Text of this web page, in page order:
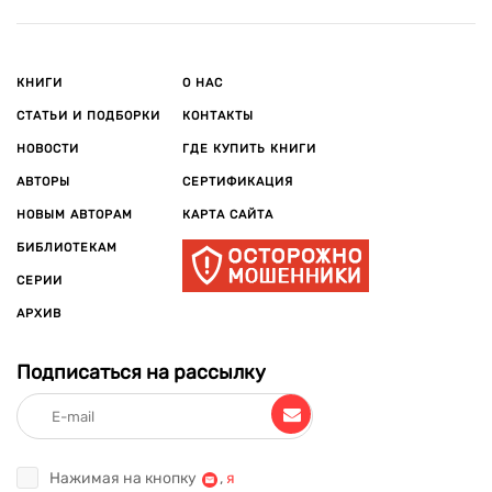
КНИГИ
СТАТЬИ И ПОДБОРКИ
НОВОСТИ
АВТОРЫ
НОВЫМ АВТОРАМ
БИБЛИОТЕКАМ
СЕРИИ
АРХИВ
О НАС
КОНТАКТЫ
ГДЕ КУПИТЬ КНИГИ
СЕРТИФИКАЦИЯ
КАРТА САЙТА
Подписаться на рассылку
Нажимая на кнопку , я